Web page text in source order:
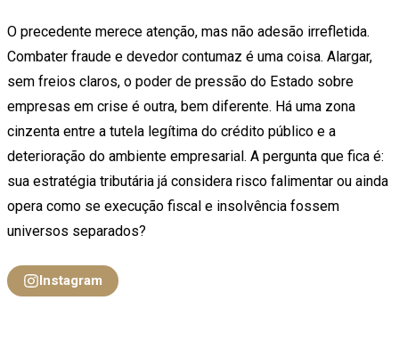
O precedente merece atenção, mas não adesão irrefletida.
Combater fraude e devedor contumaz é uma coisa. Alargar,
sem freios claros, o poder de pressão do Estado sobre
empresas em crise é outra, bem diferente. Há uma zona
cinzenta entre a tutela legítima do crédito público e a
deterioração do ambiente empresarial. A pergunta que fica é:
sua estratégia tributária já considera risco falimentar ou ainda
opera como se execução fiscal e insolvência fossem
universos separados?
Instagram